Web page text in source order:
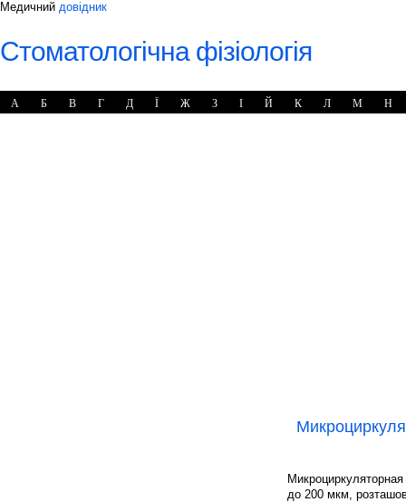
Медичний довідник
Стоматологічна фізіологія
А Б В Г Д Ї Ж З І Й К Л М Н
до 200 мкм,